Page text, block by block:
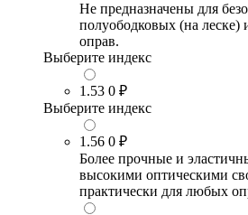
Не предназначены для
полуободковых (на леске)
оправ.
Выберите индекс
1.53 0 ₽
Выберите индекс
1.56 0 ₽
Более прочные и
высокими оптическими
практически для любых